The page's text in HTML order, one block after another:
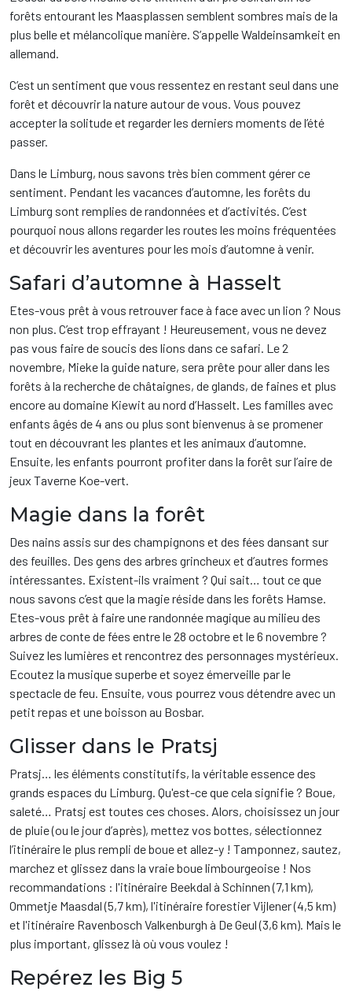
forêts entourant les Maasplassen semblent sombres mais de la
plus belle et mélancolique manière. S’appelle Waldeinsamkeit en
allemand.
C’est un sentiment que vous ressentez en restant seul dans une
forêt et découvrir la nature autour de vous. Vous pouvez
accepter la solitude et regarder les derniers moments de l’été
passer.
Dans le Limburg, nous savons très bien comment gérer ce
sentiment. Pendant les vacances d’automne, les forêts du
Limburg sont remplies de randonnées et d’activités. C’est
pourquoi nous allons regarder les routes les moins fréquentées
et découvrir les aventures pour les mois d’automne à venir.
Safari d’automne à Hasselt
Etes-vous prêt à vous retrouver face à face avec un lion ? Nous
non plus. C’est trop effrayant ! Heureusement, vous ne devez
pas vous faire de soucis des lions dans ce safari. Le 2
novembre, Mieke la guide nature, sera prête pour aller dans les
forêts à la recherche de châtaignes, de glands, de faines et plus
encore au domaine Kiewit au nord d’Hasselt. Les familles avec
enfants âgés de 4 ans ou plus sont bienvenus à se promener
tout en découvrant les plantes et les animaux d’automne.
Ensuite, les enfants pourront profiter dans la forêt sur l’aire de
jeux Taverne Koe-vert.
Magie dans la forêt
Des nains assis sur des champignons et des fées dansant sur
des feuilles. Des gens des arbres grincheux et d’autres formes
intéressantes. Existent-ils vraiment ? Qui sait… tout ce que
nous savons c’est que la magie réside dans les forêts Hamse.
Etes-vous prêt à faire une randonnée magique au milieu des
arbres de conte de fées entre le 28 octobre et le 6 novembre ?
Suivez les lumières et rencontrez des personnages mystérieux.
Ecoutez la musique superbe et soyez émerveille par le
spectacle de feu. Ensuite, vous pourrez vous détendre avec un
petit repas et une boisson au Bosbar.
Glisser dans le Pratsj
Pratsj… les éléments constitutifs, la véritable essence des
grands espaces du Limburg. Qu'est-ce que cela signifie ? Boue,
saleté… Pratsj est toutes ces choses. Alors, choisissez un jour
de pluie (ou le jour d’après), mettez vos bottes, sélectionnez
l’itinéraire le plus rempli de boue et allez-y ! Tamponnez, sautez,
marchez et glissez dans la vraie boue limbourgeoise ! Nos
recommandations : l'itinéraire Beekdal à Schinnen (7,1 km),
Ommetje Maasdal (5,7 km), l'itinéraire forestier Vijlener (4,5 km)
et l'itinéraire Ravenbosch Valkenburgh à De Geul (3,6 km). Mais le
plus important, glissez là où vous voulez !
Repérez les Big 5